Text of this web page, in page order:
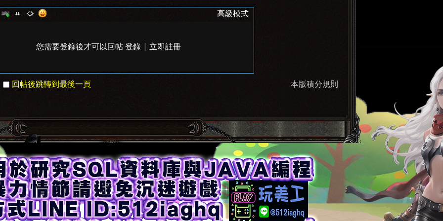
高級模式
您需要登錄後才可以回帖登錄 | 立即註冊
本版積分規則
回帖後跳轉到最後一頁